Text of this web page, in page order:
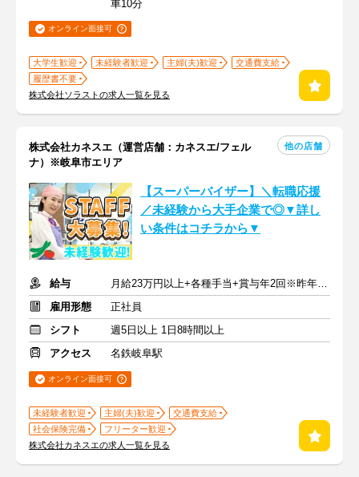
車10分
オンライン面接可
大学生歓迎 未経験者歓迎 主婦(夫)歓迎
交通費支給
履歴書不要
株式会社ソラストの求人一覧を見る
株式会社カネスエ（運営店舗：カネスエ/フェル
ナ）※岐阜市エリア
他の店舗
【スーパーバイザー】＼転職応援
／未経験から大手企業で◎▼詳し
い条件はコチラから▼
給与
月給23万円以上+各種手当+賞与年2回※昨年実績1.5カ月~4.5カ月分
雇用形態
正社員
シフト
週5日以上 1日8時間以上
アクセス
名鉄岐阜駅
オンライン面接可
未経験者歓迎 主婦(夫)歓迎
交通費支給
社会保険完備
フリーター歓迎
株式会社カネスエの求人一覧を見る